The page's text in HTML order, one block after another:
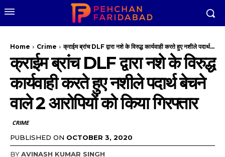
Home Crime क्राईम ब्रांच DLF द्वारा नशे के विरुद्ध कार्यवाही करते हुए नशीले पदार्थ...
क्राईम ब्रांच DLF द्वारा नशे के विरुद्ध
कार्यवाही करते हुए नशीले पदार्थ बेचने
वाले 2 आरोपियों को किया गिरफ्तार
CRIME
PUBLISHED ON OCTOBER 3, 2020
BYAVINASH KUMAR SINGH